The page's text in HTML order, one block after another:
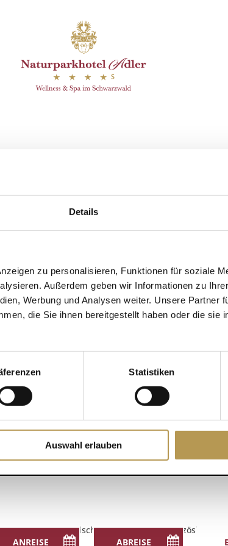
Details
zu personalisieren, Funktionen für soziale
Außerdem geben wir Informationen zu
Werbung und Analysen weiter. Unsere Partner
die Sie ihnen bereitgestellt haben oder die sie
Statistiken
Auswahl erlauben
English(Englisch) Français(Französisch